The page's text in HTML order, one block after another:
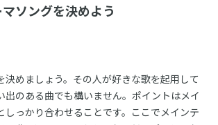
ソングを決めよう
決めましょう。その人が好きな歌を起用して
出のある曲でも構いません。ポイントはメイ
しっかり合わせることです。ここでメインテ